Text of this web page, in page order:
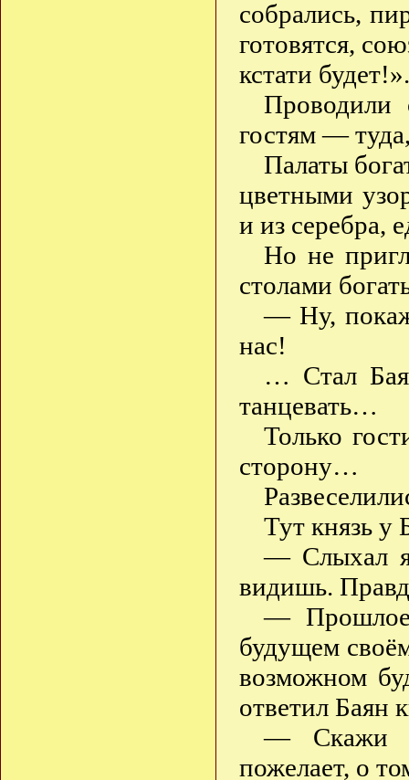
собрались,
готовятся,
кстати будет!».
гостям —
Палаты
цветными
и из серебра,
Но не
столами
— Ну,
нас!
… Стал
танцевать…
Только
сторону…
Тут князь у
— Слыхал
видишь.
— Прошлое
будущем
возможном
ответил Баян
— Скажи
пожелает, о